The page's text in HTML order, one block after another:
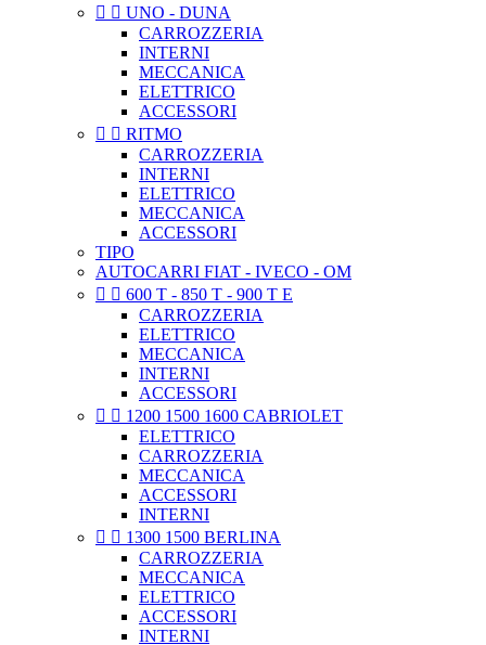
  UNO - DUNA
CARROZZERIA
INTERNI
MECCANICA
ELETTRICO
ACCESSORI
  RITMO
CARROZZERIA
INTERNI
ELETTRICO
MECCANICA
ACCESSORI
TIPO
AUTOCARRI FIAT - IVECO - OM
  600 T - 850 T - 900 T E
CARROZZERIA
ELETTRICO
MECCANICA
INTERNI
ACCESSORI
  1200 1500 1600 CABRIOLET
ELETTRICO
CARROZZERIA
MECCANICA
ACCESSORI
INTERNI
  1300 1500 BERLINA
CARROZZERIA
MECCANICA
ELETTRICO
ACCESSORI
INTERNI